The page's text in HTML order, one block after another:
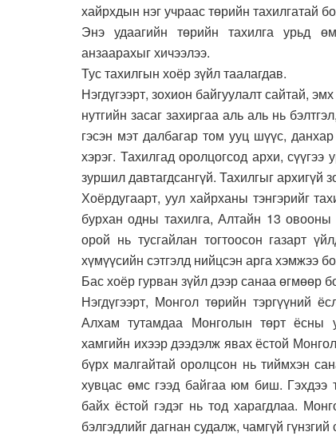
хайрхдын нэг учраас төрийн тахилгатай
Энэ удаагийн төрийн тахилга урьд
анзаарахыг хичээлээ.
Тус тахилгын хоёр зүйл таалагдав.
Нэгдүгээрт, зохион байгуулалт сайтай,
нутгийн засаг захиргаа аль аль нь
гэсэн мэт далбагар том ууц шүүс,
хэрэг. Тахилгад оролцогсод архи,
зуршил давтагдсангүй. Тахилгыг
Хоёрдугаарт, уул хайрханы тэнгэрийг
бурхан одны тахилга, Алтайн 13 овооны
орой нь тусгайлан тогтоосон газарт
хүмүүсийн сэтгэлд нийцсэн арга хэмжээ
Бас хоёр гурван зүйл дээр санаа өгмөөр
Нэгдүгээрт, Монгол төрийн тэргүүний
Алхам тутамдаа Монголын төрт ёсны
хамгийн ихээр дээдэлж явах ёстой
бүрх малгайтай оролцсон нь тиймхэн
хувцас өмс гээд байгаа юм биш. Гэхдээ
байх ёстой гэдэг нь тод харагдлаа.
бэлгэдлийг дагнан судалж, чамгүй